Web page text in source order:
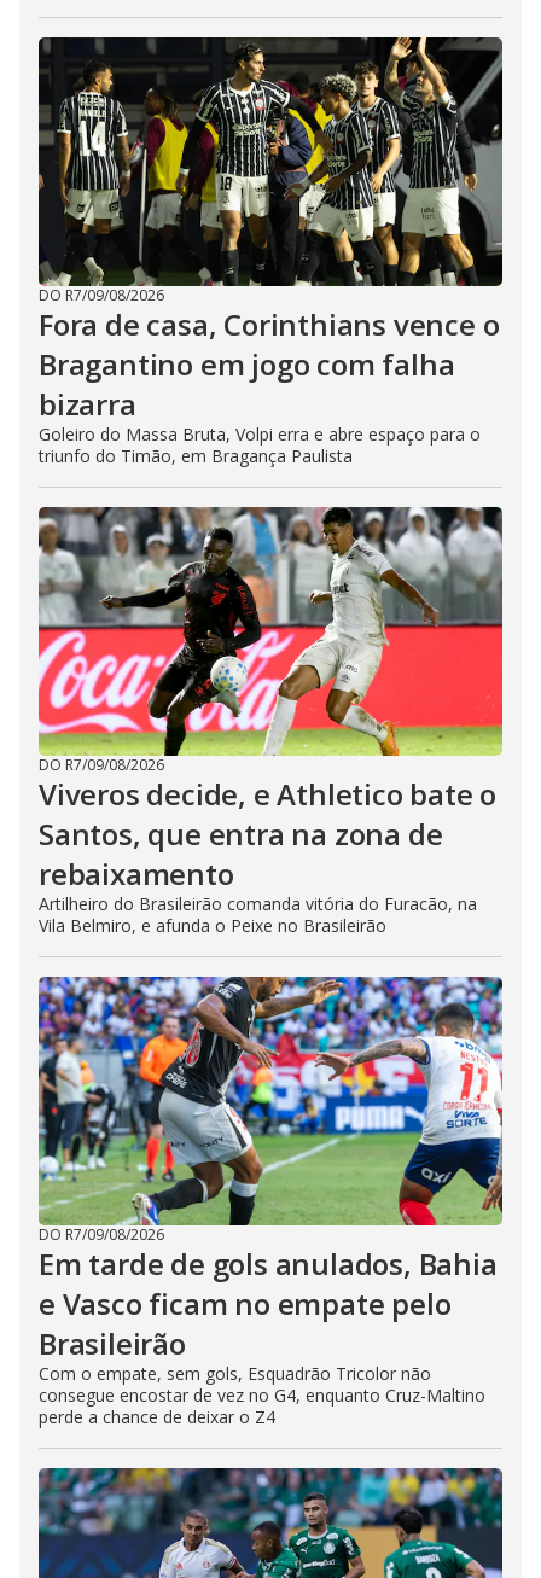
DO R7/09/08/2026
Fora de casa, Corinthians vence o
Bragantino em jogo com falha
bizarra
Goleiro do Massa Bruta, Volpi erra e abre espaço para o
triunfo do Timão, em Bragança Paulista
DO R7/09/08/2026
Viveros decide, e Athletico bate o
Santos, que entra na zona de
rebaixamento
Artilheiro do Brasileirão comanda vitória do Furacão, na
Vila Belmiro, e afunda o Peixe no Brasileirão
DO R7/09/08/2026
Em tarde de gols anulados, Bahia
e Vasco ficam no empate pelo
Brasileirão
Com o empate, sem gols, Esquadrão Tricolor não
consegue encostar de vez no G4, enquanto Cruz-Maltino
perde a chance de deixar o Z4